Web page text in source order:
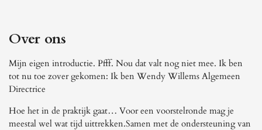
Over ons
Mijn eigen introductie. Pfff. Nou dat valt nog niet mee. Ik ben
tot nu toe zover gekomen: Ik ben Wendy Willems Algemeen
Directrice
Hoe het in de praktijk gaat… Voor een voorstelronde mag je
meestal wel wat tijd uittrekken.Samen met de ondersteuning van